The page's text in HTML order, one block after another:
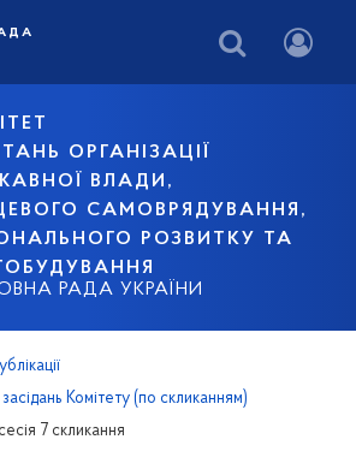
ОРГАНІЗАЦІЇ
ВЛАДИ,
САМОВРЯДУВАННЯ,
РОЗВИТКУ ТА
РАДА УКРАЇНИ
Комітету (по скликанням)
7 скликання